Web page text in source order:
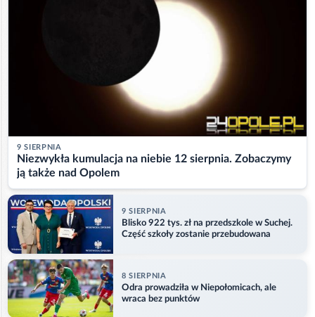
9 SIERPNIA
Niezwykła kumulacja na niebie 12 sierpnia. Zobaczymy
ją także nad Opolem
9 SIERPNIA
Blisko 922 tys. zł na przedszkole w Suchej.
Część szkoły zostanie przebudowana
8 SIERPNIA
Odra prowadziła w Niepołomicach, ale
wraca bez punktów